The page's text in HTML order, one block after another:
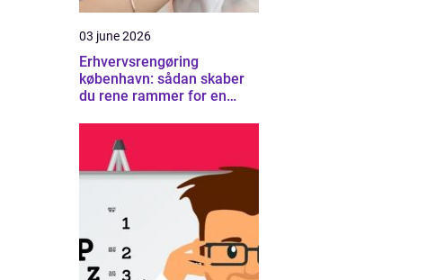
03 june 2026
Erhvervsrengøring
københavn: sådan skaber
du rene rammer for en